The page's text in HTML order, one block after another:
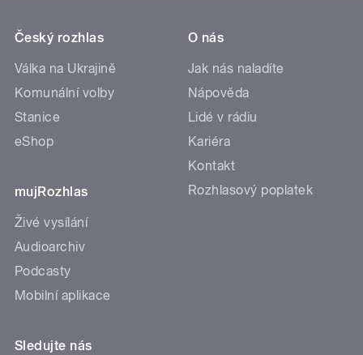
Český rozhlas
Válka na Ukrajině
Komunální volby
Stanice
eShop
mujRozhlas
Živé vysílání
Audioarchiv
Podcasty
Mobilní aplikace
O nás
Jak nás naladíte
Nápověda
Lidé v rádiu
Kariéra
Kontakt
Rozhlasový poplatek
Sledujte nás